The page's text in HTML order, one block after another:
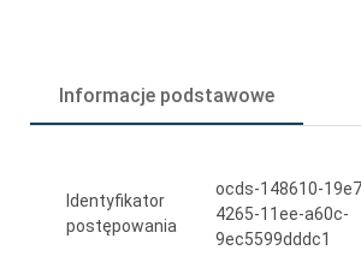
w
realizacji
projektu
Informacje podstawowe
Identyfikator
postępowania
ocds-148610-
4265-11ee-a60c-
9ec5599dddc1